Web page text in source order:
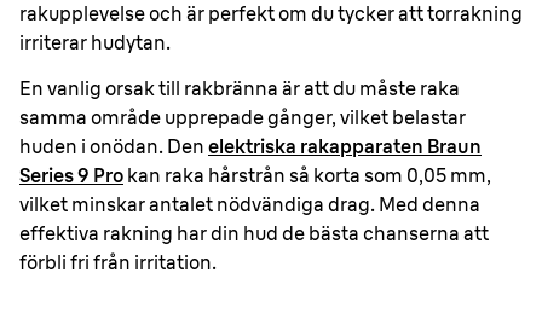
rakupplevelse och är perfekt om du tycker att torrakning
irriterar hudytan.
En vanlig orsak till rakbränna är att du måste raka
samma område upprepade gånger, vilket belastar
huden i onödan. Den elektriska rakapparaten Braun
Series 9 Pro kan raka hårstrån så korta som 0,05 mm,
vilket minskar antalet nödvändiga drag. Med denna
effektiva rakning har din hud de bästa chanserna att
förbli fri från irritation.